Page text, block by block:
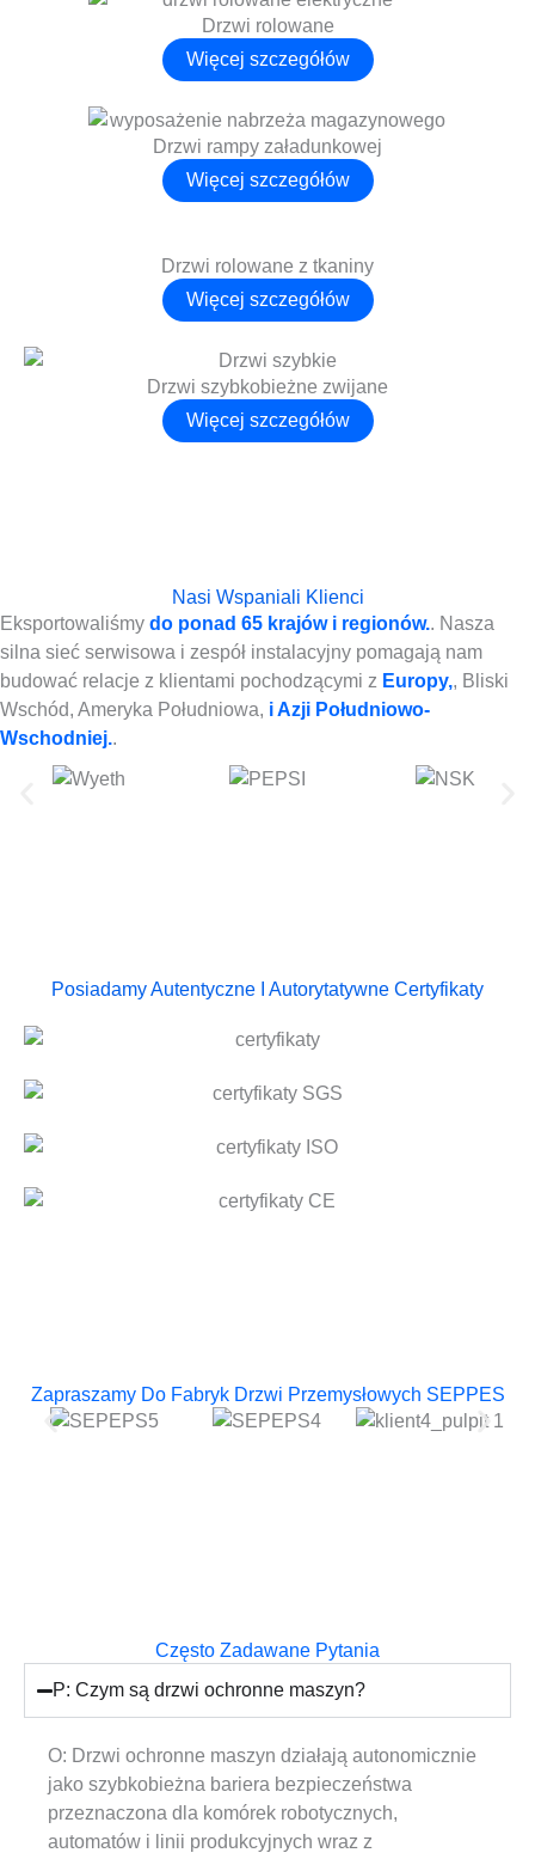
Drzwi rolowane
Więcej szczegółów
Drzwi rampy załadunkowej
Więcej szczegółów
Drzwi rolowane z tkaniny
Więcej szczegółów
Drzwi szybkobieżne zwijane
Więcej szczegółów
Nasi Wspaniali Klienci
Eksportowaliśmy do ponad 65 krajów i regionów.. Nasza
silna sieć serwisowa i zespół instalacyjny pomagają nam
budować relacje z klientami pochodzącymi z Europy,, Bliski
Wschód, Ameryka Południowa, i Azji Południowo-
Wschodniej..
Posiadamy Autentyczne I Autorytatywne Certyfikaty
Zapraszamy Do Fabryk Drzwi Przemysłowych SEPPES
Często Zadawane Pytania
P: Czym są drzwi ochronne maszyn?
O: Drzwi ochronne maszyn działają autonomicznie
jako szybkobieżna bariera bezpieczeństwa
przeznaczona dla komórek robotycznych,
automatów i linii produkcyjnych wraz z